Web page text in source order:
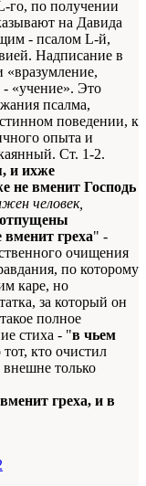
го, по получении
на Давида
- псалом L-й,
Надписание в
- «учение». Это
псалма,
поведении, к
опыта и
Ст. 1-2.
и ихже
не вменит Господь
человек,
вменит греха" -
очищения
по которому
каре, но
за который он
полное
стиха - "в чьем
кто очистил
внешне только
греха, и в